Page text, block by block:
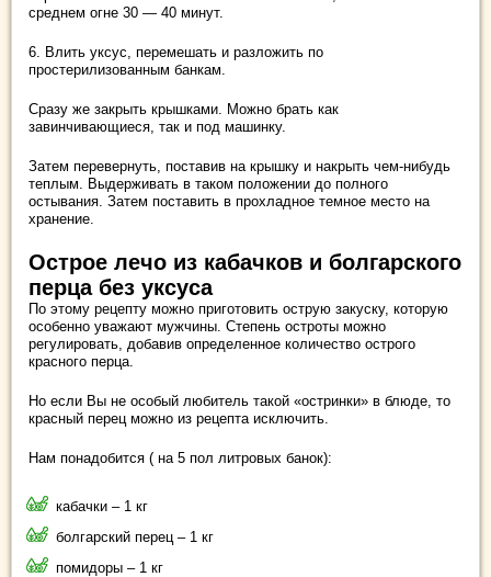
среднем огне 30 — 40 минут.
6. Влить уксус, перемешать и разложить по
простерилизованным банкам.
Сразу же закрыть крышками. Можно брать как
завинчивающиеся, так и под машинку.
Затем перевернуть, поставив на крышку и накрыть чем-нибудь
теплым. Выдерживать в таком положении до полного
остывания. Затем поставить в прохладное темное место на
хранение.
Острое лечо из кабачков и болгарского
перца без уксуса
По этому рецепту можно приготовить острую закуску, которую
особенно уважают мужчины. Степень остроты можно
регулировать, добавив определенное количество острого
красного перца.
Но если Вы не особый любитель такой «остринки» в блюде, то
красный перец можно из рецепта исключить.
Нам понадобится ( на 5 пол литровых банок):
кабачки – 1 кг
болгарский перец – 1 кг
помидоры – 1 кг